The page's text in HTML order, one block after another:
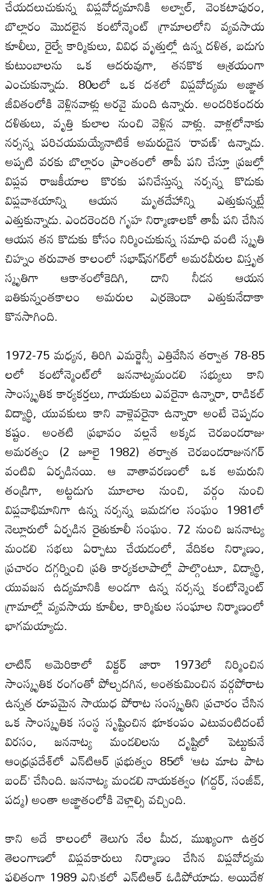
చేయదలుచుకున్న విప్లవోద్యమానికి అల్వాల్‌, వెంకటాపురం,
బొల్లారం మొదలైన కంటోన్మెంట్‌ గ్రామాలలోని వ్యవసాయ
కూలీలు, రైల్వే కార్మికులు, వివిధ వృత్తుల్లో ఉన్న దళిత, బడుగు
కుటుంబాలను ఒక ఆదరువుగా, తనకొక ఆశ్రయంగా
ఎంచుకున్నాడు. 80లలో ఒక దశలో విప్లవోద్యమ అజ్ఞాత
జీవితంలోకి వెళ్లినవాళ్లు అరవై మంది ఉన్నారు. అందరికందరు
దళితులు, వృత్తి కులాల నుంచి వెళ్లిన వాళ్లు. వాళ్లలోనాకు
నర్సన్న పరిచయమయ్యేనాటికే అమరుడైన ‘రావణ్‌’ ఉన్నాడు.
అప్పటి వరకు బొల్లారం ప్రాంతంలో తాపీ పని చేస్తూ ప్రజల్లో
విప్లవ రాజకీయాల కొరకు పనిచేస్తున్న నర్సన్న కొడుకు
విప్లవాశయాన్ని ఆయన మృతదేహాన్ని ఎత్తుకున్నట్లే
ఎత్తుకున్నాడు. ఎందరెందరి గృహ నిర్మాణాలకో తాపీ పని చేసిన
ఆయన తన కొడుకు కోసం నిర్మించుకున్న సమాధి వంటి స్మృతి
చిహ్నం తరువాత కాలంలో సభాష్‌నగర్‌లో అమరవీరుల విస్తృత
స్మృతిగా ఆకాశంలోకెదిగి, దాని నీడన ఆయన
బతికున్నంతకాలం అమరుల ఎర్రజెండా ఎత్తుకునేదాకా
కొనసాగింది.
1972-75 మధ్యన, తిరిగి ఎమర్జెన్సీ ఎత్తివేసిన తర్వాత 78-85
లలో కంటోన్మెంట్‌లో జననాట్యమండలి సభ్యులు కాని
సాంస్కృతిక కార్యకర్తలు, గాయకులు ఎవరైనా ఉన్నారా, రాడికల్‌
విద్యార్థి, యువకులు కాని వాళ్లెవరైనా ఉన్నారా అంటే చెప్పడం
కష్టం. అంతటి ప్రభావం వల్లనే అక్కడ చెరబండరాజు
అమరత్వం (2 జూలై 1982) తర్వాత చెరబండరాజునగర్‌
వంటివి ఏర్పడినయి. ఆ వాతావరణంలో ఒక అమరుని
తండ్రిగా, అట్టడుగు మూలాల నుంచి, వర్గం నుంచి
విప్లవాభిమానిగా ఉన్న నర్సన్న ఇమడగల సంఘం 1981లో
నెల్లూరులో ఏర్పడిన రైతుకూలీ సంఘం. 72 నుంచి జననాట్య
మండలి సభలు ఏర్పాటు చేయడంలో, వేదికల నిర్మాణం,
ప్రచారం దగ్గర్నించి ప్రతి కార్యకలాపాల్లో పాల్గొంటూ, విద్యార్థి,
యువజన ఉద్యమానికి అండగా ఉన్న నర్సన్న కంటోన్మెంట్‌
గ్రామాల్లో వ్యవసాయ కూలీల, కార్మికుల సంఘాల నిర్మాణంలో
భాగమయ్యాడు.
లాటిన్‌ అమెరికాలో విక్టర్‌ జారా 1973లో నిర్మించిన
సాంస్కృతిక రంగంతో పోల్చదగిన, అంతకుమించిన వర్గపోరాట
ఉన్నత రూపమైన సాయుధ పోరాట సంస్కృతిని ప్రచారం చేసిన
ఒక సాంస్కృతిక సంస్థ సృష్టించిన భూకంపం ఎటువంటిదంటే
విరసం, జననాట్య మండలిలను దృష్టిలో పెట్టుకునే
ఆంధ్రప్రదేశ్‌లో ఎన్‌టిఆర్‌ ప్రభుత్వం 85లో ‘ఆట మాట పాట
బంద్‌’ చేసింది. జననాట్య మండలి నాయకత్వం (గద్దర్‌, సంజీవ్‌,
పద్మ) అంతా అజ్ఞాతంలోకి వెళ్లాల్సి వచ్చింది.
కాని అదే కాలంలో తెలుగు నేల మీద, ముఖ్యంగా ఉత్తర
తెలంగాణలో విప్లవకారులు నిర్మాణం చేసిన విప్లవోద్యమ
ఫలితంగా 1989 ఎన్నికల్లో ఎన్‌టిఆర్‌ ఓడిపోయాడు. అయిదేళ్ల